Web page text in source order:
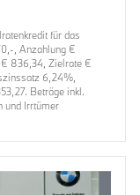
für das
, Anzahlung €
€ 836,34, Zielrate €
6,24%,
Beträge inkl.
und Irrtümer